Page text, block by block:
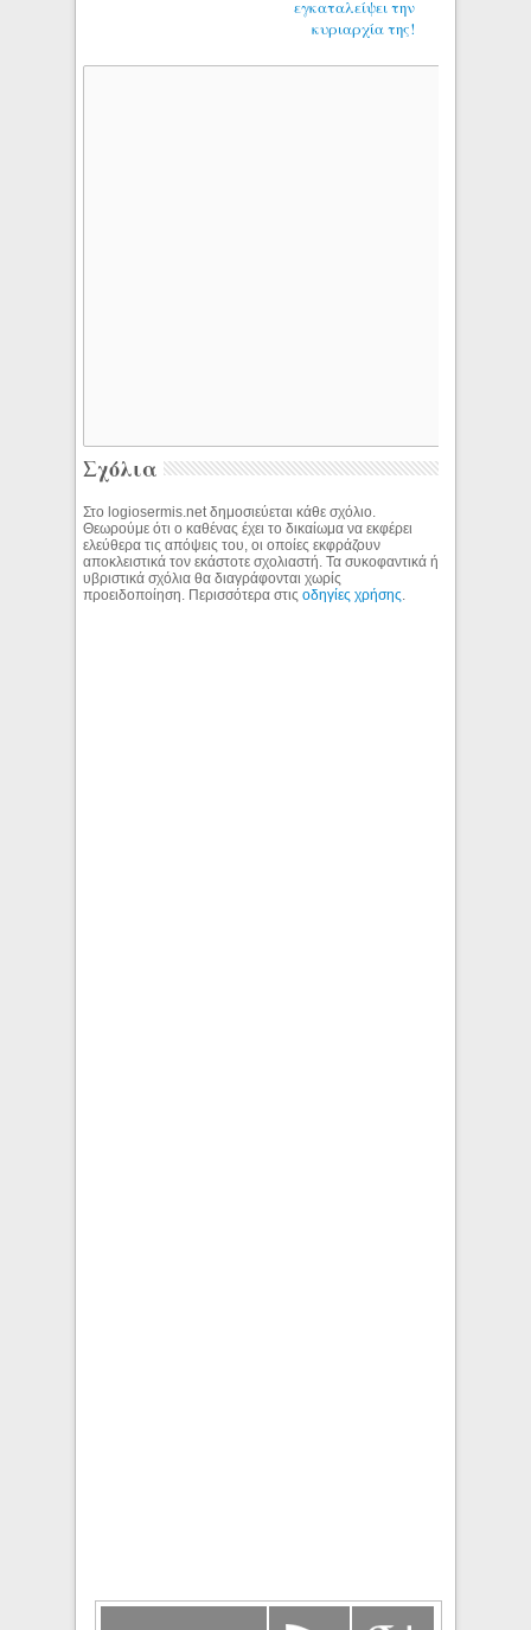
εγκαταλείψει την
κυριαρχία της!
Σχόλια
Στο logiosermis.net δημοσιεύεται κάθε σχόλιο.
Θεωρούμε ότι ο καθένας έχει το δικαίωμα να εκφέρει
ελεύθερα τις απόψεις του, οι οποίες εκφράζουν
αποκλειστικά τον εκάστοτε σχολιαστή. Τα συκοφαντικά ή
υβριστικά σχόλια θα διαγράφονται χωρίς
προειδοποίηση. Περισσότερα στιςοδηγίες χρήσης